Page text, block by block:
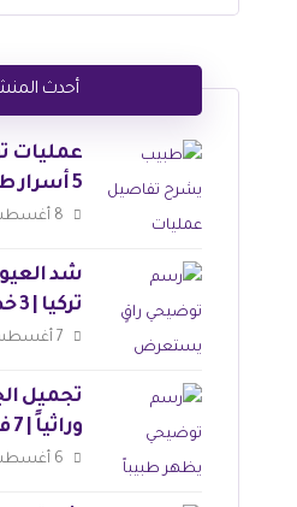
أحدث
عمليات
5 أسرار
جاذبية
8 أغسطس 2026
شد
ساحرة
7 أغسطس 2026
تجميل
وراثياً | 7 فوائد هامة ومؤكدة
6 أغسطس 2026